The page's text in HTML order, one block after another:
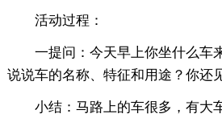
活动过程：
一提问：今天早上你坐什么车
说说车的名称、特征和用途？你还
小结：马路上的车很多，有大